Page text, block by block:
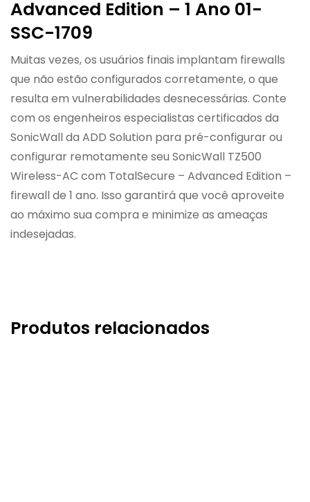
Advanced Edition – 1 Ano 01-
SSC-1709
Muitas vezes, os usuários finais implantam firewalls
que não estão configurados corretamente, o que
resulta em vulnerabilidades desnecessárias. Conte
com os engenheiros especialistas certificados da
SonicWall da ADD Solution para pré-configurar ou
configurar remotamente seu SonicWall TZ500
Wireless-AC com TotalSecure – Advanced Edition –
firewall de 1 ano. Isso garantirá que você aproveite
ao máximo sua compra e minimize as ameaças
indesejadas.
Produtos relacionados